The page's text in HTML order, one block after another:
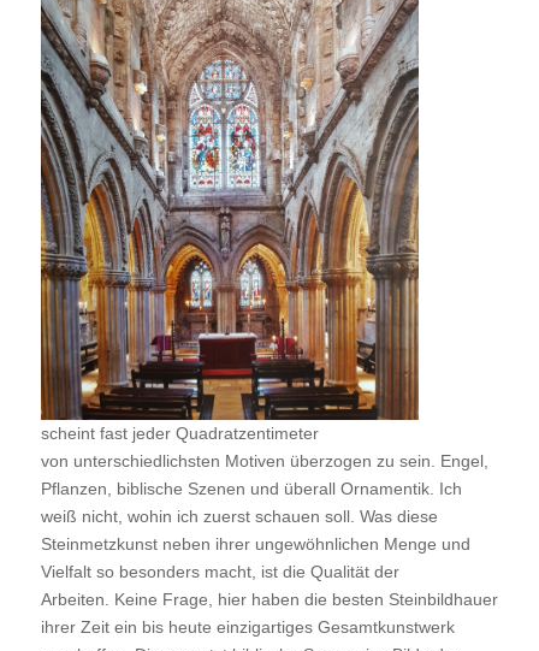
scheint fast jeder Quadratzentimeter
von unterschiedlichsten Motiven überzogen zu sein. Engel,
Pflanzen, biblische Szenen und überall Ornamentik. Ich
weiß nicht, wohin ich zuerst schauen soll. Was diese
Steinmetzkunst neben ihrer ungewöhnlichen Menge und
Vielfalt so besonders macht, ist die Qualität der
Arbeiten. Keine Frage, hier haben die besten Steinbildhauer
ihrer Zeit ein bis heute einzigartiges Gesamtkunstwerk